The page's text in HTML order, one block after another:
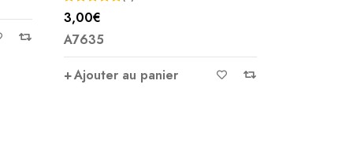
Ajouter au panier